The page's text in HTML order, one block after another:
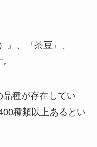
』、『茶豆』、
種が存在してい
種類以上あるとい